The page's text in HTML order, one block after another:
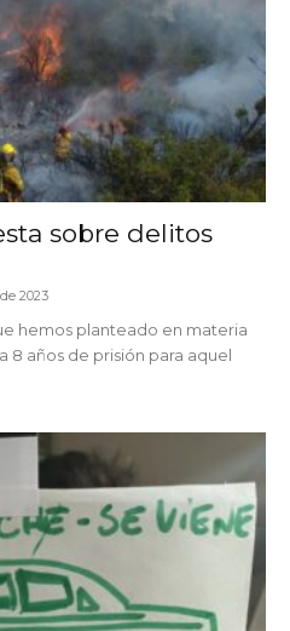
sobre delitos
2023
hemos planteado en materia
8 años de prisión para aquel